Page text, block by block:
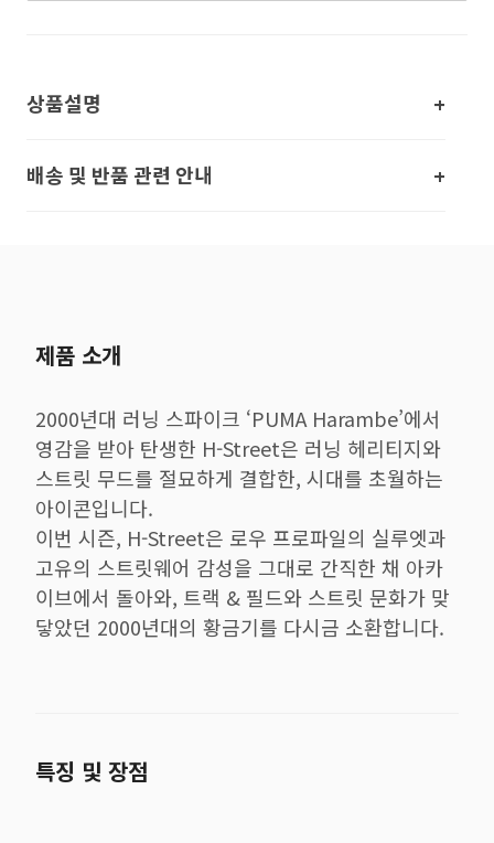
상품설명
배송 및 반품 관련 안내
제품 소개
2000년대 러닝 스파이크 ‘PUMA Harambe’에서
영감을 받아 탄생한 H-Street은 러닝 헤리티지와
스트릿 무드를 절묘하게 결합한, 시대를 초월하는
아이콘입니다.
이번 시즌, H-Street은 로우 프로파일의 실루엣과
고유의 스트릿웨어 감성을 그대로 간직한 채 아카
이브에서 돌아와, 트랙 & 필드와 스트릿 문화가 맞
닿았던 2000년대의 황금기를 다시금 소환합니다.
특징 및 장점